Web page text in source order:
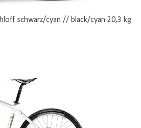
schwarz/cyan // black/cyan 20,3 kg